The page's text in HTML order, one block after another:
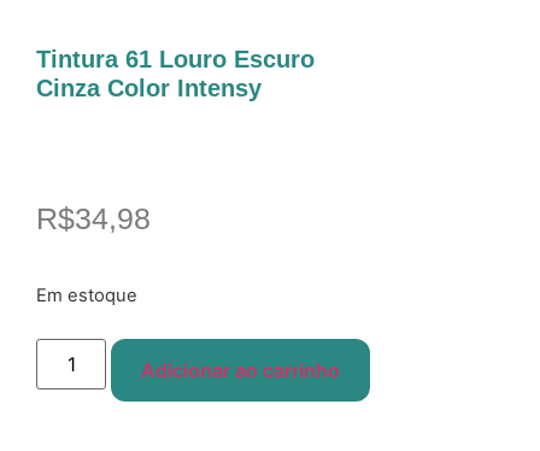
Tintura 61 Louro Escuro
Cinza Color Intensy
R$34,98
Em estoque
Adicionar ao carrinho